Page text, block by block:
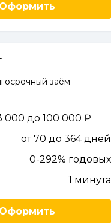
Оформить
заём
000 до 100 000
от 70 до 364 дней
0-292% годовых
1 минута
Оформить